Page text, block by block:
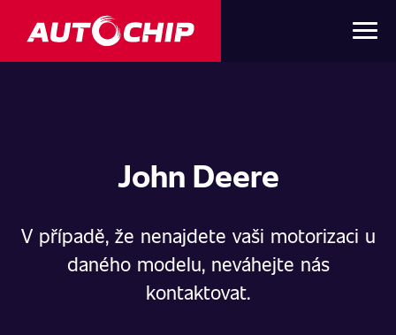
John Deere
V případě, že nenajdete vaši motorizaci u
daného modelu, neváhejte nás
kontaktovat.